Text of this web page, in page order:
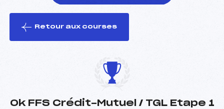
le ski
Retour aux courses
Ok FFS Crédit-Mutuel / TGL Etape 1